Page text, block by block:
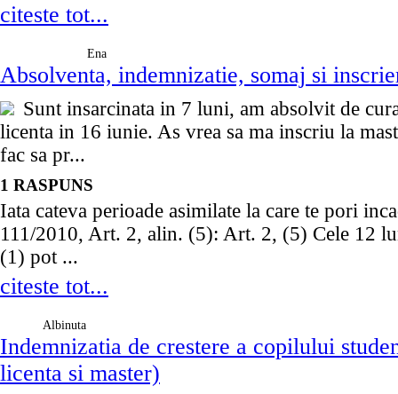
citeste tot...
Ena
Absolventa, indemnizatie, somaj si
Sunt insarcinata in 7 luni, am absolvit de
licenta in 16 iunie. As vrea sa ma inscriu la
fac sa pr...
1 RASPUNS
Iata cateva perioade asimilate la care te pori
111/2010, Art. 2, alin. (5): Art. 2, (5) Cele 12
(1) pot ...
citeste tot...
Albinuta
Indemnizatia de crestere a copilului
licenta si master)